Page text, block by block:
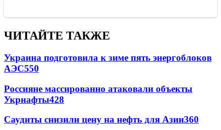
ЧИТАЙТЕ ТАКЖЕ
Украина подготовила к зиме пять энергоблоков
АЭС550
Россияне массированно атаковали объекты
Укрнафты428
Саудиты снизили цену на нефть для Азии360